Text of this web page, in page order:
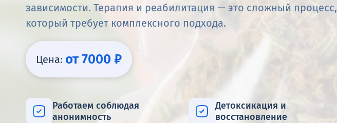
зависимости. Терапия и реабилитация — это сложный процесс,
который требует комплексного подхода.
Цена: от 7000 ₽
Работаем соблюдая
анонимность
Детоксикация и
восстановление